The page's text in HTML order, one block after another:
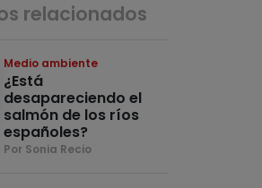
relacionados
Medio ambiente
¿Está
desapareciendo el
salmón de los ríos
españoles?
Por Sonia Recio